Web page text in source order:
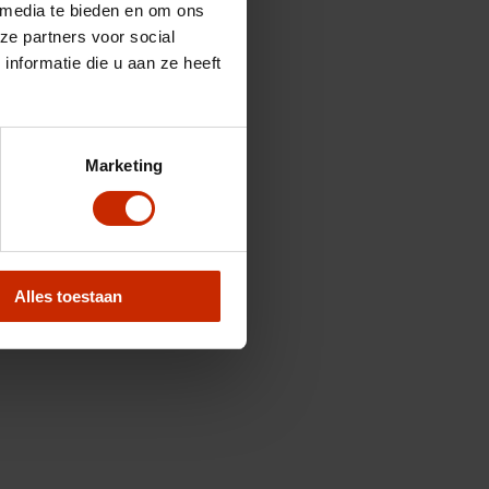
te bieden en om ons
partners voor social
die u aan ze heeft
Marketing
Alles toestaan